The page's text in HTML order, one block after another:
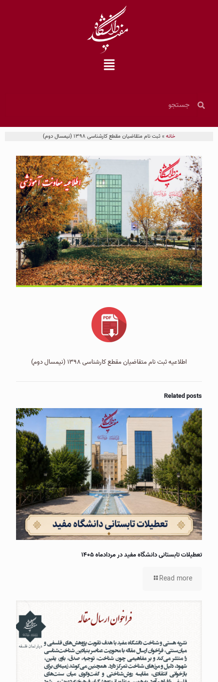
خانه» ثبت نام متقاضیان مقطع کارشناسی ۱۳۹۸ (نیمسال دوم)
اطلاعیه ثبت نام متقاضیان مقطع کارشناسی ۱۳۹۸ (نیمسال دوم)
Related posts
تعطیلات تابستانی دانشگاه مفید در مردادماه ۱۴۰۵
Read more